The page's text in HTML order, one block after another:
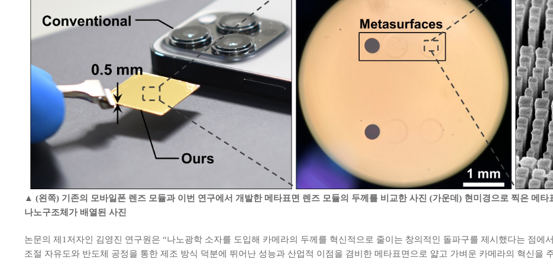
▲ (왼쪽) 기존의 모바일폰 렌즈 모듈과 이번 연구에서 개발한 메타표면 렌즈 모듈의 두께를 비교한 사진 (가운데) 현미경으로 찍은 메타
나노구조체가 배열된 사진
논문의 제1저자인 김영진 연구원은 “나노광학 소자를 도입해 카메라의 두께를 혁신적으로 줄이는 창의적인 돌파구를 제시했다는 점에
조절 자유도와 반도체 공정을 통한 제조 방식 덕분에 뛰어난 성능과 산업적 이점을 겸비한 메타표면으로 얇고 가벼운 카메라의 혁신을